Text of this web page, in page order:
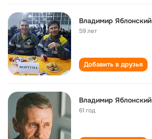
Владимир Яблонский
59 лет
Добавить в друзья
Владимир Яблонский
61 год